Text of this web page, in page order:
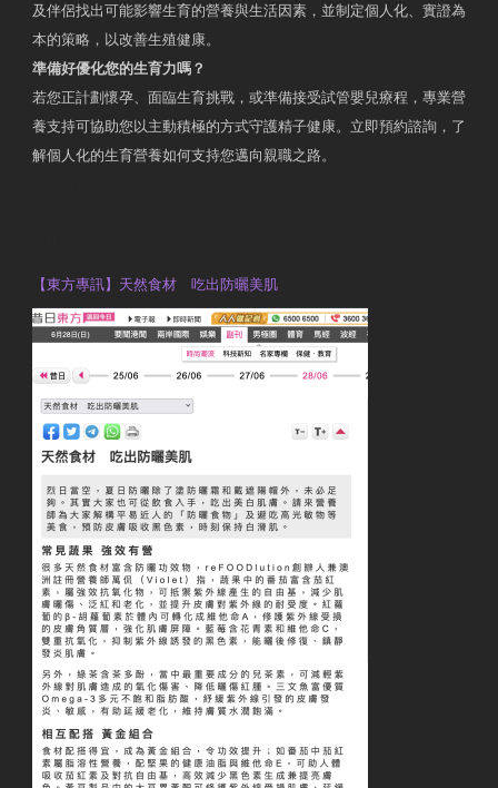
及伴侶找出可能影響生育的營養與生活因素，並制定個人化、實證為
本的策略，以改善生殖健康。
準備好優化您的生育力嗎？
若您正計劃懷孕、面臨生育挑戰，或準備接受試管嬰兒療程，專業營
養支持可協助您以主動積極的方式守護精子健康。立即預約諮詢，了
解個人化的生育營養如何支持您邁向親職之路。
【東方專訊】天然食材 吃出防曬美肌